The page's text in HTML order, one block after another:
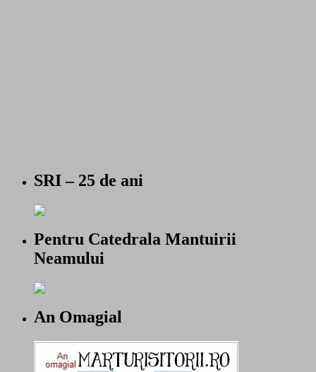
SRI – 25 de ani
Pentru Catedrala Mantuirii
Neamului
An Omagial